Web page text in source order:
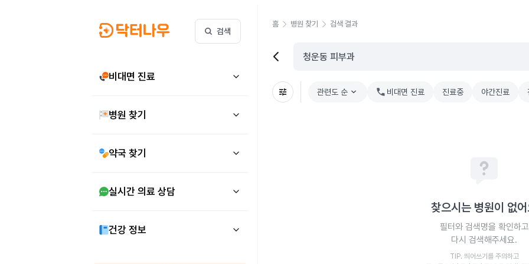
검색
비대면 진료
병원 찾기
약국 찾기
실시간 의료 상담
건강 정보
홈 병원 찾기 검색 결과
관련도 순 chevron_right 비대면 진료 진료중 야간진료
찾으시는 병원이 없
필터와 검색명을 확인하고
다시 검색해주세요.
TIP. 띄어쓰기를 주의하고